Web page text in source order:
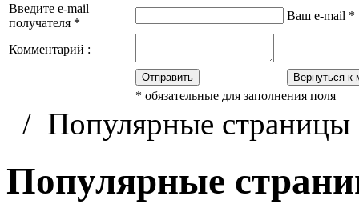
Введите e-mail
получателя *
Ваш e-mail *
Комментарий :
Отправить Вернуться к
* обязательные для заполнения поля
/ Популярные страницы
Популярные